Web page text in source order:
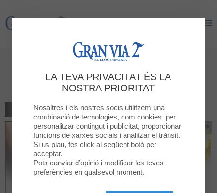
Gran Via 2
10% discount. For purchases
over €50, 20%
TORNAR AL LLISTAT
LA TEVA PRIVACITAT ÉS LA
NOSTRA PRIORITAT
Nosaltres i els nostres socis utilitzem una
combinació de tecnologies, com cookies, per
personalitzar contingut i publicitat, proporcionar
funcions de xarxes socials i analitzar el trànsit.
Si us plau, fes click al següent botó per
acceptar.
Pots canviar d’opinió i modificar les teves
preferències en qualsevol moment.